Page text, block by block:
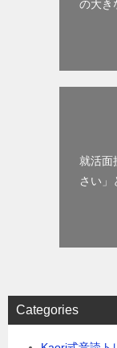
の大き
就活面
さい」
Categories